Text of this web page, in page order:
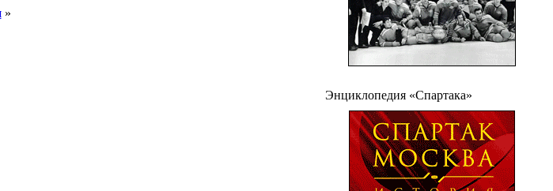
»
Энциклопедия «Спартака»